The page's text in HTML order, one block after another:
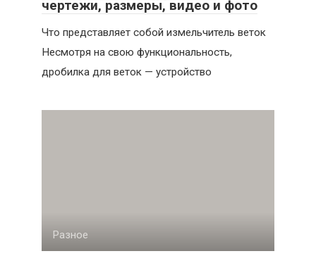
чертежи, размеры, видео и фото
Что представляет собой измельчитель веток
Несмотря на свою функциональность,
дробилка для веток — устройство
Разное